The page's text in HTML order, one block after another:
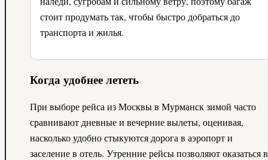
стоит продумать так, чтобы быстро добраться до
транспорта и жилья.
Когда удобнее лететь
При выборе рейса из Москвы в Мурманск зимой часто
сравнивают дневные и вечерние вылеты, оценивая,
насколько удобно стыкуются дорога в аэропорт и
заселение в отель. Утренние рейсы позволяют оказаться в